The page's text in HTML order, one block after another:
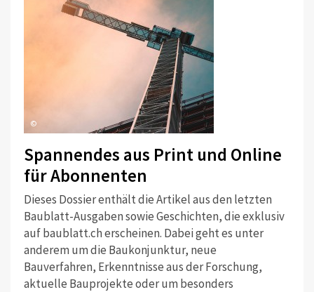
©
Spannendes aus Print und Online
für Abonnenten
Dieses Dossier enthält die Artikel aus den letzten
Baublatt-Ausgaben sowie Geschichten, die exklusiv
auf baublatt.ch erscheinen. Dabei geht es unter
anderem um die Baukonjunktur, neue
Bauverfahren, Erkenntnisse aus der Forschung,
aktuelle Bauprojekte oder um besonders